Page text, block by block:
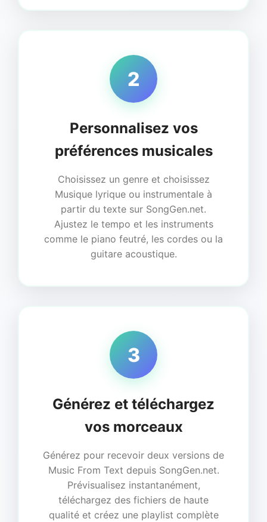
2
Personnalisez vos
préférences musicales
Choisissez un genre et choisissez
Musique lyrique ou instrumentale à
partir du texte sur SongGen.net.
Ajustez le tempo et les instruments
comme le piano feutré, les cordes ou la
guitare acoustique.
3
Générez et téléchargez
vos morceaux
Générez pour recevoir deux versions de
Music From Text depuis SongGen.net.
Prévisualisez instantanément,
téléchargez des fichiers de haute
qualité et créez une playlist complète